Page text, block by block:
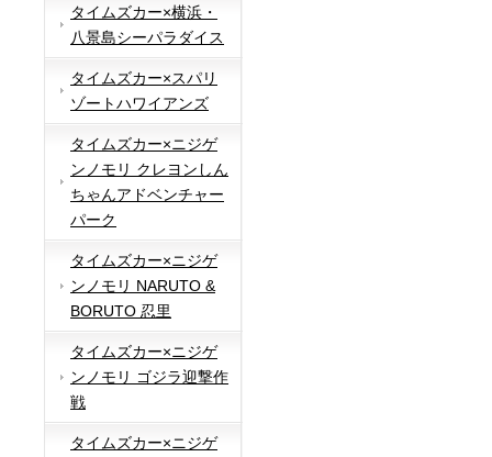
タイムズカー×横浜・
八景島シーパラダイス
タイムズカー×スパリ
ゾートハワイアンズ
タイムズカー×ニジゲ
ンノモリ クレヨンしん
ちゃんアドベンチャー
パーク
タイムズカー×ニジゲ
ンノモリ NARUTO &
BORUTO 忍里
タイムズカー×ニジゲ
ンノモリ ゴジラ迎撃作
戦
タイムズカー×ニジゲ